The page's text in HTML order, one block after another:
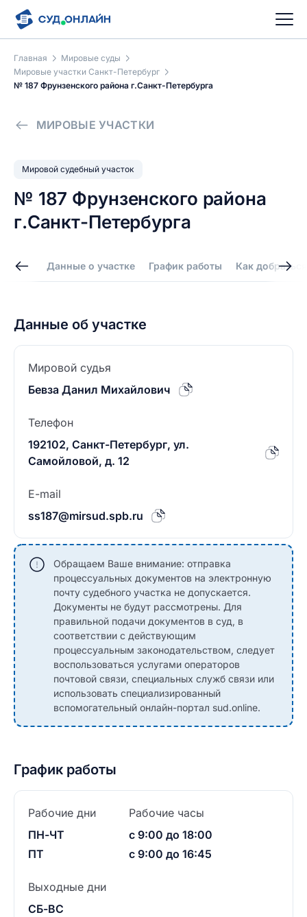
Главная
Мировые суды
Мировые участки Санкт-Петербург
№ 187 Фрунзенского района г.Санкт-Петербурга
МИРОВЫЕ УЧАСТКИ
Мировой судебный участок
№ 187 Фрунзенского района
г.Санкт-Петербурга
Данные о участке График работы Как добраться
Данные об участке
Мировой судья
Бевза Данил Михайлович
Телефон
192102, Санкт-Петербург, ул.
Самойловой, д. 12
E-mail
ss187@mirsud.spb.ru
Обращаем Ваше внимание: отправка
процессуальных документов на электронную
почту судебного участка не допускается.
Документы не будут рассмотрены. Для
правильной подачи документов в суд, в
соответствии с действующим
процессуальным законодательством, следует
воспользоваться услугами операторов
почтовой связи, специальных служб связи или
использовать специализированный
вспомогательный онлайн-портал sud.online.
График работы
Рабочие дни
ПН-ЧТ
ПТ
Рабочие часы
с 9:00 до 18:00
с 9:00 до 16:45
Выходные дни
СБ-ВС